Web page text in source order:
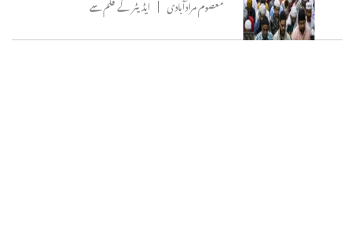
معصوم مرادآبادی ایڈیٹر کے قلم سے